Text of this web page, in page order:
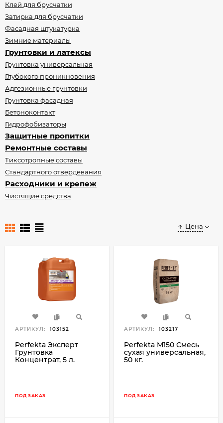
Клей для брусчатки
Затирка для брусчатки
Фасадная штукатурка
Зимние материалы
Грунтовки и латексы
Грунтовка универсальная
Глубокого проникновения
Адгезионные грунтовки
Грунтовка фасадная
Бетоноконтакт
Гидрофобизаторы
Защитные пропитки
Ремонтные составы
Тиксотропные составы
Стандартного отвердевания
Расходники и крепеж
Чистящие средства
Цена
АРТИКУЛ: 103152
Perfekta Эксперт
Грунтовка
Концентрат, 5 л.
ПОД ЗАКАЗ
АРТИКУЛ: 103217
Perfekta М150 Смесь
сухая универсальная,
50 кг.
ПОД ЗАКАЗ